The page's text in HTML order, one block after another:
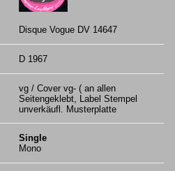
Disque Vogue DV 14647
D 1967
vg / Cover vg- ( an allen
Seitengeklebt, Label Stempel
unverkäufl. Musterplatte
Single
Mono